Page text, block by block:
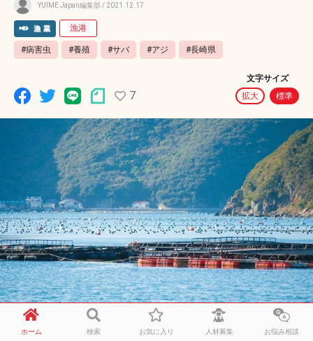
YUIME Japan編集部 / 2021.12.17
漁港
#病害虫 #養殖 #サバ #アジ #長崎県
7
文字サイズ
拡大
標準
ホーム 検索 お気に入り 人材募集 お悩み相談